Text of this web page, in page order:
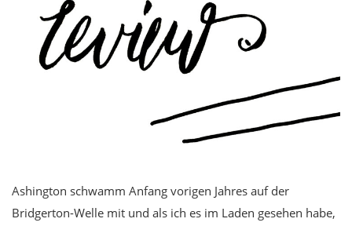
Ashington schwamm Anfang vorigen Jahres auf der
Bridgerton-Welle mit und als ich es im Laden gesehen habe,